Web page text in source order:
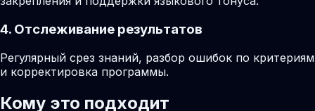
4. Отслеживание результатов
Регулярный срез знаний, разбор ошибок по критериям
и корректировка программы.
Кому это подходит